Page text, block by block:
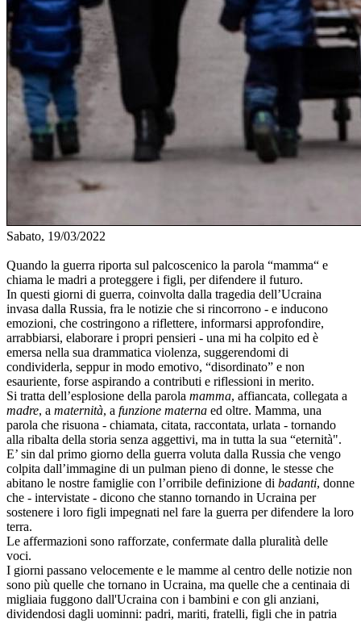
Sabato, 19/03/2022
Quando la guerra riporta sul palcoscenico la parola “mamma“ e
chiama le madri a proteggere i figli, per difendere il futuro.
In questi giorni di guerra, coinvolta dalla tragedia dell’Ucraina
invasa dalla Russia, fra le notizie che si rincorrono - e inducono
emozioni, che costringono a riflettere, informarsi approfondire,
arrabbiarsi, elaborare i propri pensieri - una mi ha colpito ed è
emersa nella sua drammatica violenza, suggerendomi di
condividerla, seppur in modo emotivo, “disordinato” e non
esauriente, forse aspirando a contributi e riflessioni in merito.
Si tratta dell’esplosione della parola mamma, affiancata, collegata a
madre, a maternità, a funzione materna ed oltre. Mamma, una
parola che risuona - chiamata, citata, raccontata, urlata - tornando
alla ribalta della storia senza aggettivi, ma in tutta la sua “eternità".
E’ sin dal primo giorno della guerra voluta dalla Russia che vengo
colpita dall’immagine di un pulman pieno di donne, le stesse che
abitano le nostre famiglie con l’orribile definizione di badanti, donne
che - intervistate - dicono che stanno tornando in Ucraina per
sostenere i loro figli impegnati nel fare la guerra per difendere la loro
terra.
Le affermazioni sono rafforzate, confermate dalla pluralità delle
voci.
I giorni passano velocemente e le mamme al centro delle notizie non
sono più quelle che tornano in Ucraina, ma quelle che a centinaia di
migliaia fuggono dall'Ucraina con i bambini e con gli anziani,
dividendosi dagli uominni: padri, mariti, fratelli, figli che in patria